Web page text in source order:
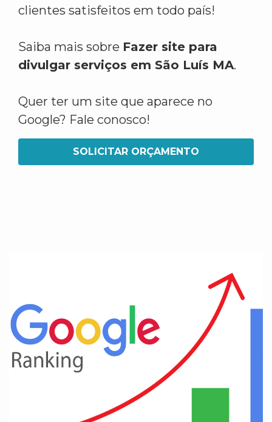
clientes satisfeitos em todo país!
Saiba mais sobre Fazer site para
divulgar serviços em São Luís MA.
Quer ter um site que aparece no
Google? Fale conosco!
SOLICITAR ORÇAMENTO